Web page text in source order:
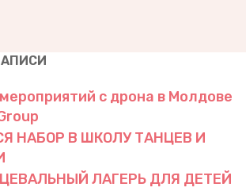
с дрона в Молдове
НАБОР В ШКОЛУ ТАНЦЕВ И
ЛАГЕРЬ ДЛЯ ДЕТЕЙ